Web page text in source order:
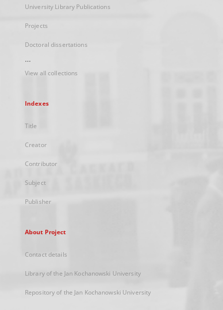
University Library Publications
Projects
Doctoral dissertations
...
View all collections
Indexes
Title
Creator
Contributor
Subject
Publisher
About Project
Contact details
Library of the Jan Kochanowski University
Repository of the Jan Kochanowski University